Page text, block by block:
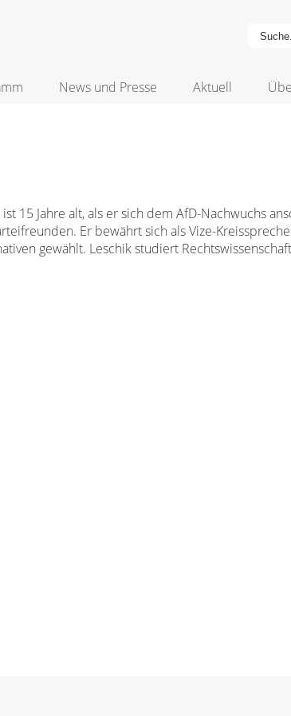
News und Presse Aktuell
15 Jahre alt, als er sich dem AfD-Nachwuchs
Er bewährt sich als Vize-
gewählt. Leschik studiert